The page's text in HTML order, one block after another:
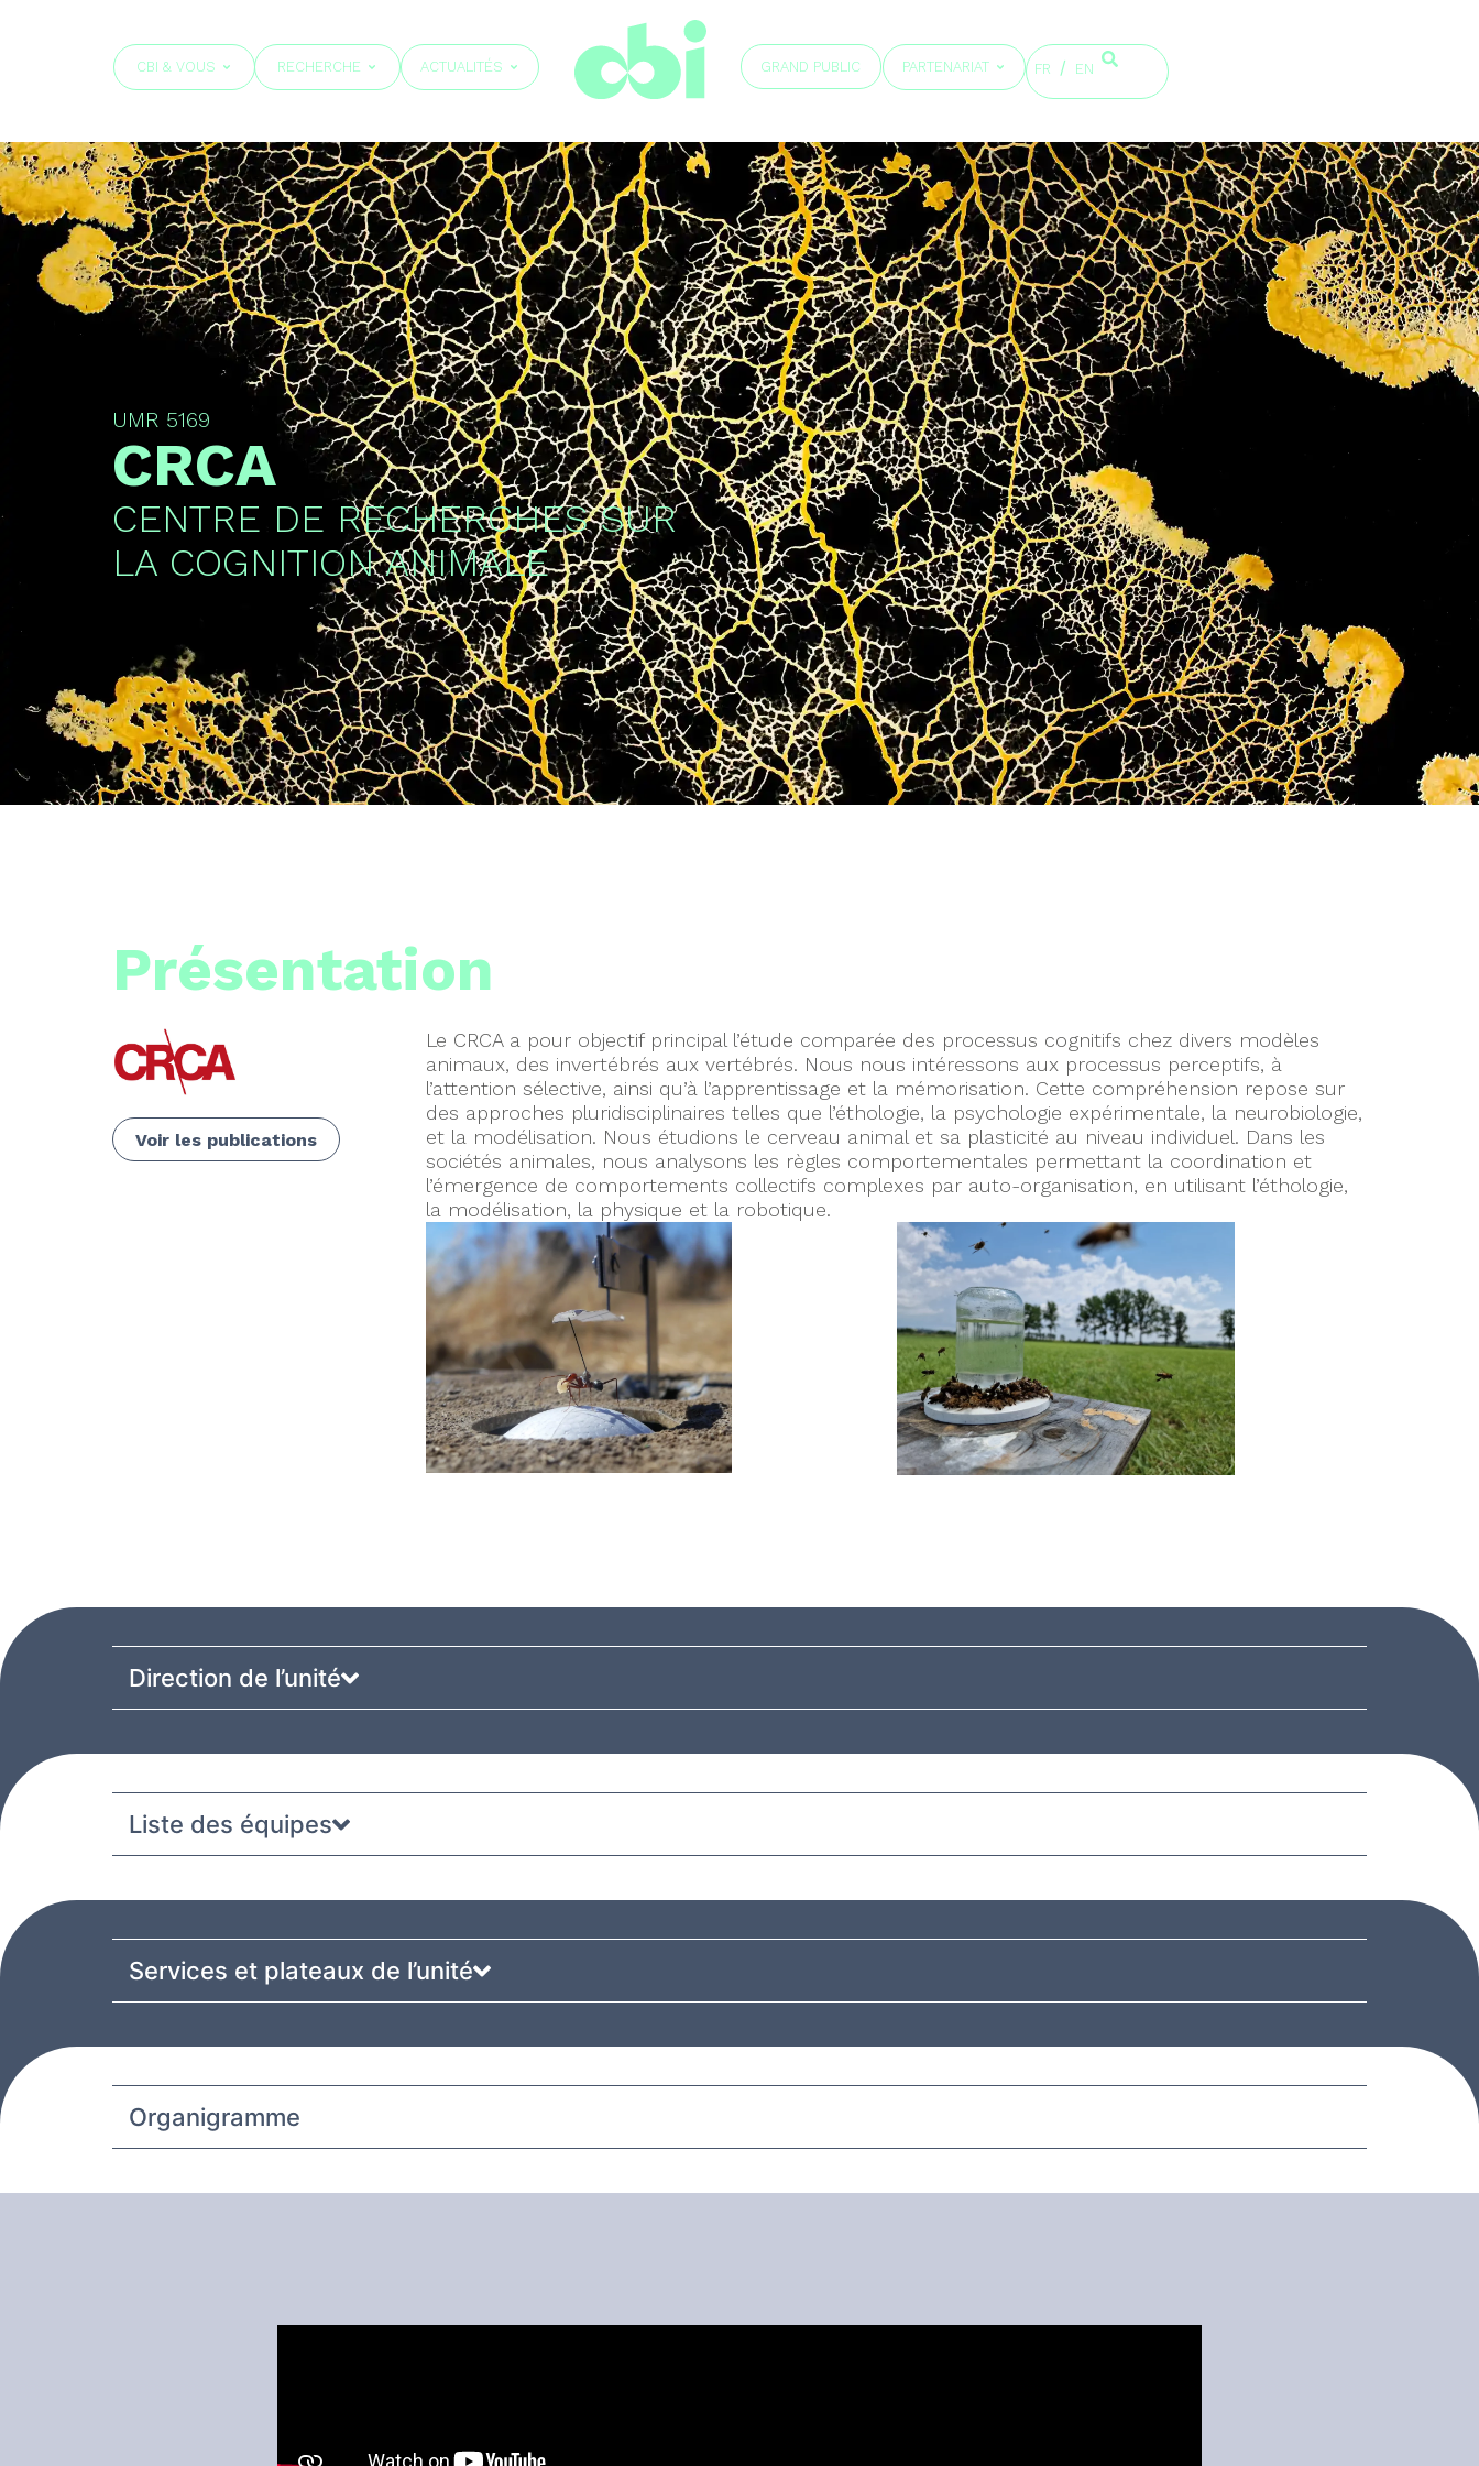
CBI & VOUS RECHERCHE ACTUALITÉS GRAND PUBLIC PARTENARIAT FR EN
UMR 5169
CRCA
CENTRE DE RECHERCHES SUR
LA COGNITION ANIMALE
Présentation
Voir les publications
Le CRCA a pour objectif principal l’étude comparée des processus cognitifs chez divers modèles
animaux, des invertébrés aux vertébrés. Nous nous intéressons aux processus perceptifs, à
l’attention sélective, ainsi qu’à l’apprentissage et la mémorisation. Cette compréhension repose sur
des approches pluridisciplinaires telles que l’éthologie, la psychologie expérimentale, la neurobiologie,
et la modélisation. Nous étudions le cerveau animal et sa plasticité au niveau individuel. Dans les
sociétés animales, nous analysons les règles comportementales permettant la coordination et
l’émergence de comportements collectifs complexes par auto-organisation, en utilisant l’éthologie,
la modélisation, la physique et la robotique.
Direction de l’unité
Liste des équipes
Services et plateaux de l’unité
Organigramme